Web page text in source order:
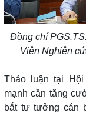
Đồng chí
Viện Nghiên
Thảo luận tại
mạnh cần tăng
bắt tư tưởng cán